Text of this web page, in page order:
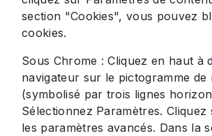
section "Cookies", vous pouvez
cookies.
Sous Chrome : Cliquez en haut à
navigateur sur le pictogramme de
(symbolisé par trois lignes
Sélectionnez Paramètres.
les paramètres avancés. Dans la